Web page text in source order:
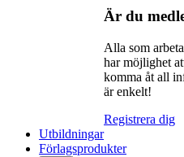
Är du
Alla som
har möjlighet
komma åt all
är enkelt!
Registrera dig
Utbildningar
Förlagsprodukter